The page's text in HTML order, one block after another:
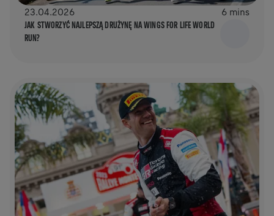
23.04.2026 6 mins
JAK STWORZYĆ NAJLEPSZĄ DRUŻYNĘ NA WINGS FOR LIFE WORLD
RUN?